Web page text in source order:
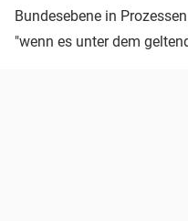
Bundesebene in
"wenn es unter dem